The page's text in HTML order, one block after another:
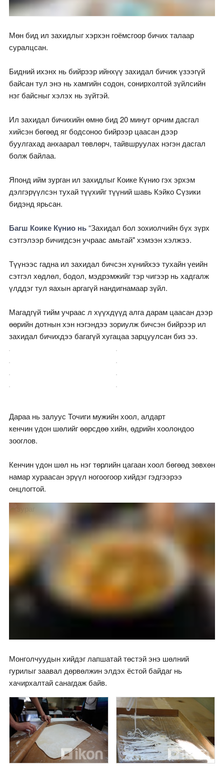
Мөн бид ил захидлыг хэрхэн гоёмсгоор бичих талаар
суралцсан.
Бидний ихэнх нь бийрээр ийнхүү захидал бичиж үзээгүй
байсан тул энэ нь хамгийн содон, сонирхолтой зүйлсийн
нэг байсныг хэлэх нь зүйтэй.
Ил захидал бичихийн өмнө бид 20 минут орчим дасгал
хийсэн бөгөөд яг бодсоноо бийрээр цаасан дээр
буулгахад анхаарал төвлөрч, тайвшруулах нэгэн дасгал
болж байлаа.
Японд ийм зурган ил захидлыг Коике Күнио гэх эрхэм
дэлгэрүүлсэн тухай түүхийг түүний шавь Кэйко Сүзики
бидэнд ярьсан.
Багш Коике Күнио нь“Захидал бол зохиолчийн бүх зүрх
сэтгэлээр бичигдсэн учраас амьтай" хэмээн хэлжээ.
Түүнээс гадна ил захидал бичсэн хүнийхээ тухайн үеийн
сэтгэл хөдлөл, бодол, мэдрэмжийг тэр чигээр нь хадгалж
үлддэг тул яахын аргагүй нандигнамаар зүйл.
Магадгүй тийм учраас л хүүхдүүд алга дарам цаасан дээр
өөрийн дотнын хэн нэгэндээ зориулж бичсэн бийрээр ил
захидал бичихдээ багагүй хугацаа зарцуулсан биз ээ.
Дараа нь залуус Точиги мужийн хоол, алдарт
кенчин үдон шөлийг өөрсдөө хийн, өдрийн хоолондоо
зооглов.
Кенчин үдон шөл нь нэг төрлийн цагаан хоол бөгөөд зөвхөн
намар хураасан эрүүл ногоогоор хийдэг гэдгээрээ
онцлогтой.
Монголчуудын хийдэг лапшатай төстэй энэ шөлний
гурилыг заавал дөрвөлжин элдэх ёстой байдаг нь
хачирхалтай санагдаж байв.